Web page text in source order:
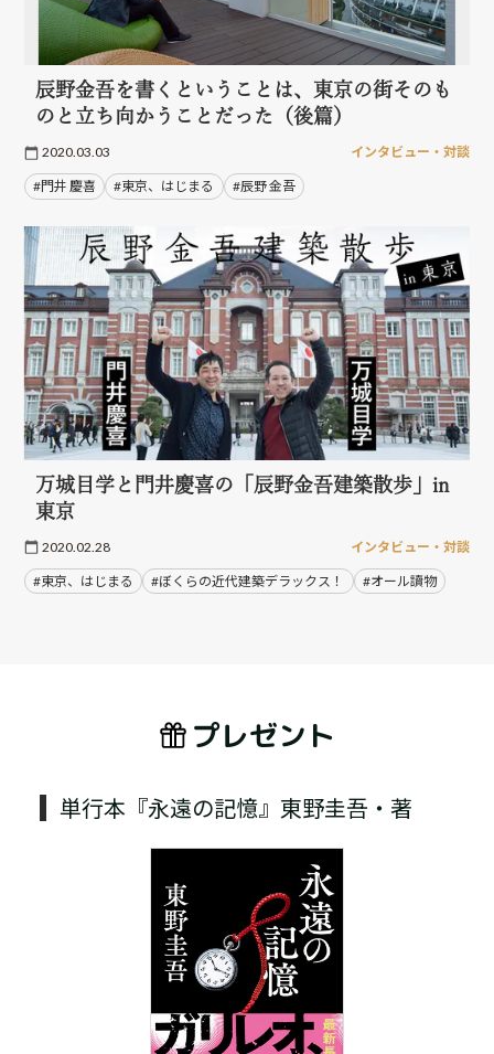
辰野金吾を書くということは、東京の街そのも
のと立ち向かうことだった（後篇）
2020.03.03 インタビュー・対談
#門井 慶喜 #東京、はじまる #辰野 金吾
万城目学と門井慶喜の「辰野金吾建築散歩」in
東京
2020.02.28 インタビュー・対談
#東京、はじまる #ぼくらの近代建築デラックス！ #オール讀物
プレゼント
単行本『永遠の記憶』東野圭吾・著